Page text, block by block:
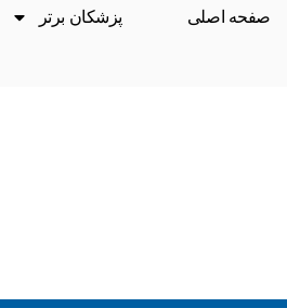
صفحه اصلی پزشکان برتر